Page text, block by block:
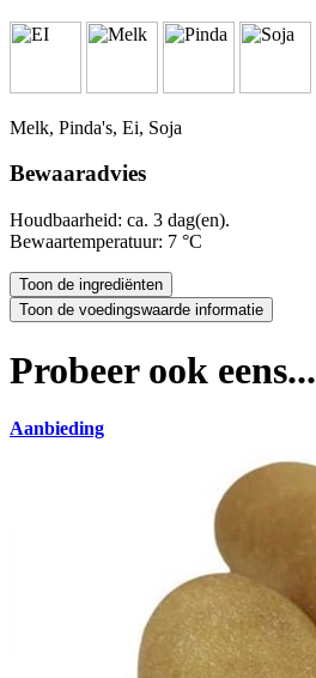
Melk, Pinda's, Ei, Soja
Bewaaradvies
Houdbaarheid: ca. 3 dag(en).
Bewaartemperatuur: 7 °C
Probeer ook eens...
Aanbieding